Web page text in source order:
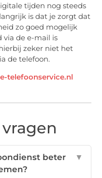
tijden nog steeds
is dat je zorgt dat
zo goed mogelijk
via de e-mail is
zeker niet het
de telefoon.
telefoonservice.nl
beter
▼